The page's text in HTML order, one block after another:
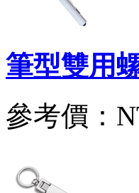
筆型雙用
參考價：